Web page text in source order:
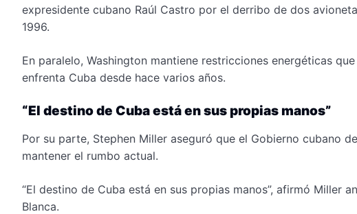
expresidente cubano Raúl Castro por el derribo de dos
1996.
En paralelo, Washington mantiene restricciones energéticas
enfrenta Cuba desde hace varios años.
“El destino de Cuba está en sus propias manos”
Por su parte, Stephen Miller aseguró que el Gobierno cubano
mantener el rumbo actual.
“El destino de Cuba está en sus propias manos”, afirmó Miller
Blanca.